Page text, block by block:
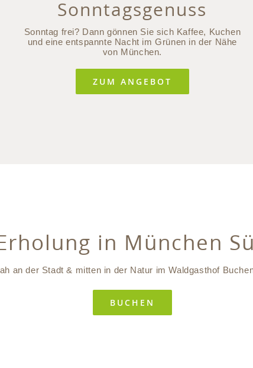
Sonntagsgenuss
Sonntag frei? Dann gönnen Sie sich Kaffee, Kuchen
und eine entspannte Nacht im Grünen in der Nähe
von München.
ZUM ANGEBOT
in München
an der Stadt & mitten in der Natur im Waldgasthof
BUCHEN